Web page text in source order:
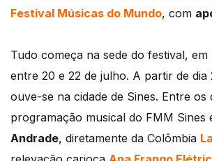
Festival Músicas do Mundo, com
Tudo começa na sede do festival,
entre 20 e 22 de julho. A partir de dia
ouve-se na cidade de Sines. Entre os
programação musical do FMM Sines
Andrade, diretamente da Colômbia